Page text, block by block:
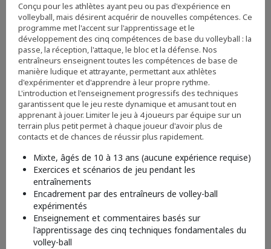
Conçu pour les athlètes ayant peu ou pas d'expérience en
volleyball, mais désirent acquérir de nouvelles compétences. Ce
programme met l'accent sur l'apprentissage et le
développement des cinq compétences de base du volleyball : la
passe, la réception, l'attaque, le bloc et la défense. Nos
entraîneurs enseignent toutes les compétences de base de
manière ludique et attrayante, permettant aux athlètes
d'expérimenter et d'apprendre à leur propre rythme.
L'introduction et l'enseignement progressifs des techniques
garantissent que le jeu reste dynamique et amusant tout en
apprenant à jouer. Limiter le jeu à 4 joueurs par équipe sur un
terrain plus petit permet à chaque joueur d'avoir plus de
contacts et de chances de réussir plus rapidement.
Mixte, âgés de 10 à 13 ans (aucune expérience requise)
Exercices et scénarios de jeu pendant les
entraînements
Encadrement par des entraîneurs de volley-ball
expérimentés
Enseignement et commentaires basés sur
l'apprentissage des cinq techniques fondamentales du
volley-ball